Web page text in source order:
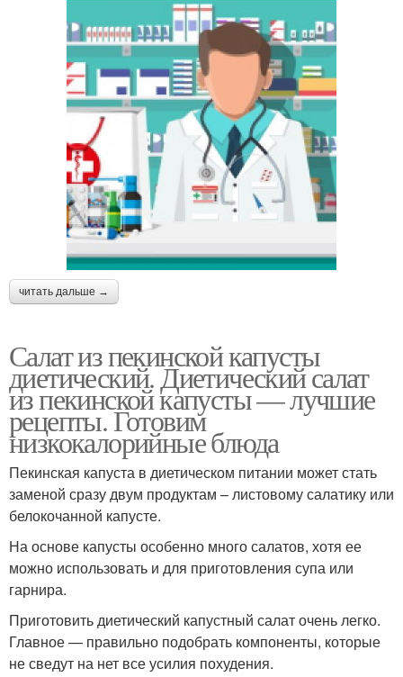
читать дальше →
Салат из пекинской капусты
диетический. Диетический салат
из пекинской капусты — лучшие
рецепты. Готовим
низкокалорийные блюда
Пекинская капуста в диетическом питании может стать
заменой сразу двум продуктам – листовому салатику или
белокочанной капусте.
На основе капусты особенно много салатов, хотя ее
можно использовать и для приготовления супа или
гарнира.
Приготовить диетический капустный салат очень легко.
Главное — правильно подобрать компоненты, которые
не сведут на нет все усилия похудения.